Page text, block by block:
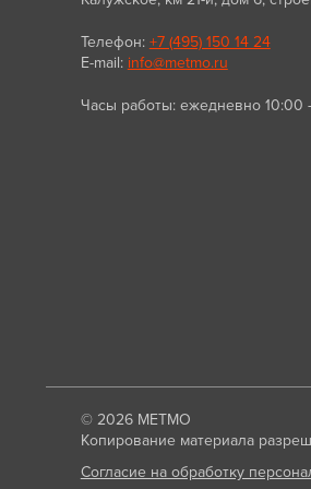
Телефон: +7 (495) 150 14 24
E-mail: info@metmo.ru
Часы работы: ежедневно 10:00
© 2026 МЕТМО
Копирование материала
Согласие на обработку